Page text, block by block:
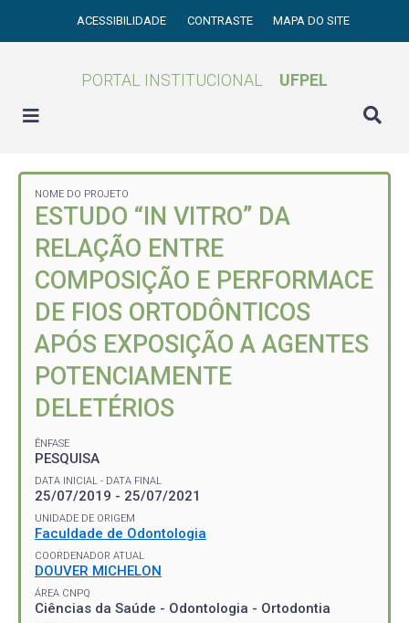
ACESSIBILIDADE CONTRASTE MAPA DO SITE
PORTAL INSTITUCIONAL UFPEL
NOME DO PROJETO
ESTUDO “IN VITRO” DA
RELAÇÃO ENTRE
COMPOSIÇÃO E PERFORMACE
DE FIOS ORTODÔNTICOS
APÓS EXPOSIÇÃO A AGENTES
POTENCIAMENTE
DELETÉRIOS
ÊNFASE
PESQUISA
DATA INICIAL - DATA FINAL
25/07/2019 - 25/07/2021
UNIDADE DE ORIGEM
Faculdade de Odontologia
COORDENADOR ATUAL
DOUVER MICHELON
ÁREA CNPQ
Ciências da Saúde - Odontologia - Ortodontia